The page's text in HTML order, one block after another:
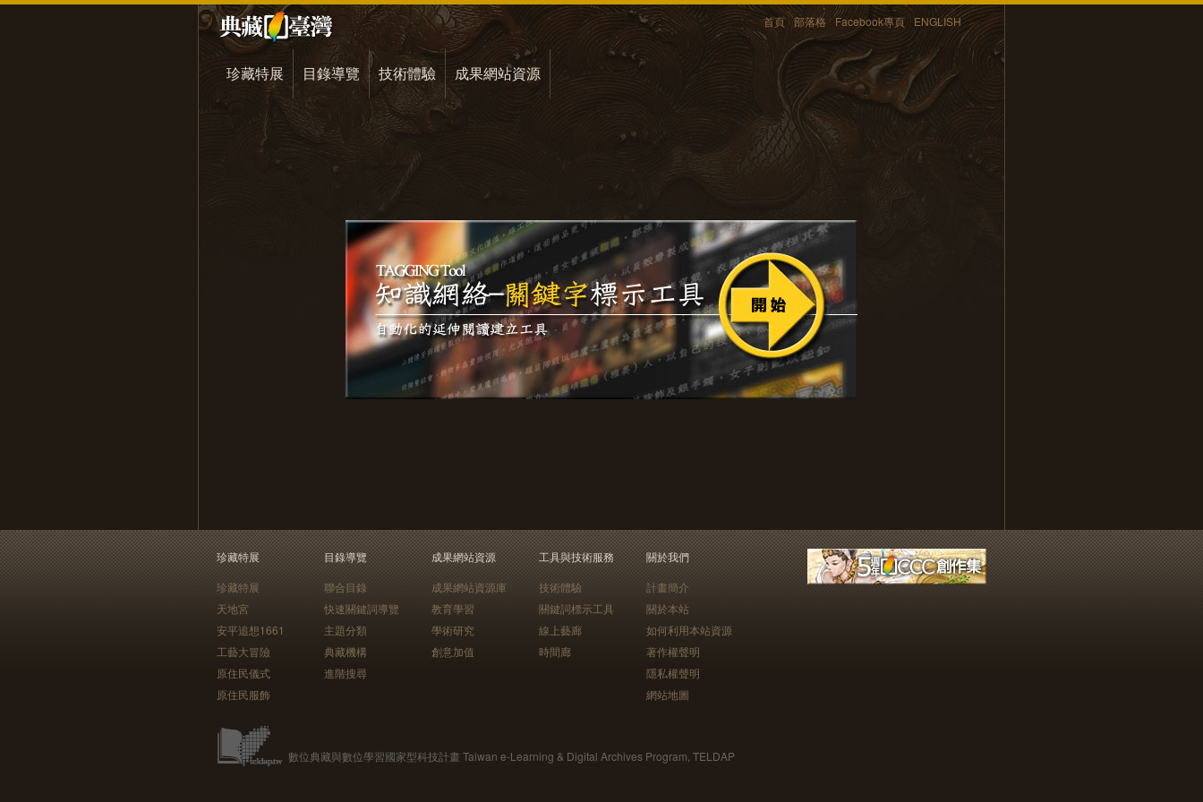
首頁 部落格 Facebook專頁 ENGLISH
珍藏特展 目錄導覽 技術體驗 成果網站資源
珍藏特展
珍藏特展
天地宮
安平追想1661
工藝大冒險
原住民儀式
原住民服飾
目錄導覽
聯合目錄
快速關鍵詞導覽
主題分類
典藏機構
進階搜尋
成果網站資源
成果網站資源庫
教育學習
學術研究
創意加值
工具與技術服務
技術體驗
關鍵詞標示工具
線上藝廊
時間廊
關於我們
計畫簡介
關於本站
如何利用本站資源
著作權聲明
隱私權聲明
網站地圖
數位典藏與數位學習國家型科技計畫 Taiwan e-Learning & Digital Archives Program, TELDAP